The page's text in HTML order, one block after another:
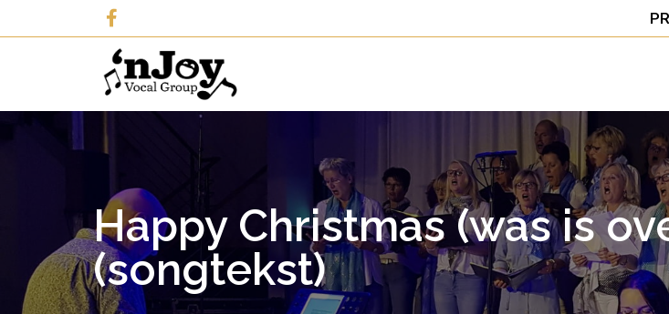
Happy Christmas (was is
(songtekst)